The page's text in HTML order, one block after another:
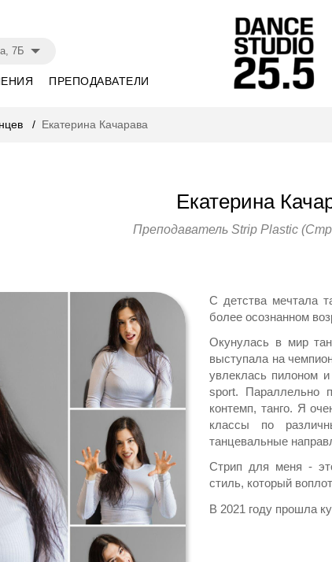
7Б
ПРЕПОДАВАТЕЛИ
Екатерина Качарава
Екатерина
Преподаватель Strip Plastic
С детства мечтала
более осознанном
Окунулась в мир
выступала на
увлеклась пилоном
sport. Параллельно
контемп, танго. Я
классы по
танцевальные
Стрип для меня -
стиль, который
В 2021 году прошла